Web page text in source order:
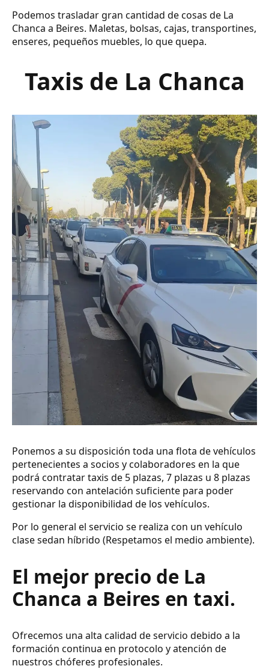
Podemos trasladar gran cantidad de cosas de La
Chanca a Beires. Maletas, bolsas, cajas, transportines,
enseres, pequeños muebles, lo que quepa.
Taxis de La Chanca
Ponemos a su disposición toda una flota de vehículos
pertenecientes a socios y colaboradores en la que
podrá contratar taxis de 5 plazas, 7 plazas u 8 plazas
reservando con antelación suficiente para poder
gestionar la disponibilidad de los vehículos.
Por lo general el servicio se realiza con un vehículo
clase sedan híbrido (Respetamos el medio ambiente).
El mejor precio de La
Chanca a Beires en taxi.
Ofrecemos una alta calidad de servicio debido a la
formación continua en protocolo y atención de
nuestros chóferes profesionales.